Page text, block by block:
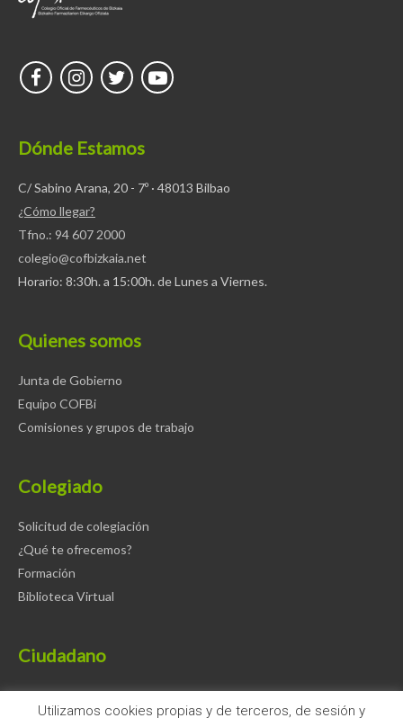
Dónde Estamos
C/ Sabino Arana, 20 - 7º · 48013 Bilbao
¿Cómo llegar?
Tfno.: 94 607 2000
colegio@cofbizkaia.net
Horario: 8:30h. a 15:00h. de Lunes a Viernes.
Quienes somos
Junta de Gobierno
Equipo COFBi
Comisiones y grupos de trabajo
Colegiado
Solicitud de colegiación
¿Qué te ofrecemos?
Formación
Biblioteca Virtual
Ciudadano
Farmacias de guardia
Utilizamos cookies propias y de terceros, de sesión y